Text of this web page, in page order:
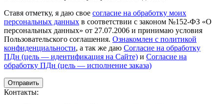
Ставя отметку, я даю свое согласие на обработку моих
персональных данных в соответствии с законом №152-ФЗ «О
персональных данных» от 27.07.2006 и принимаю условия
Пользовательского соглашения. Ознакомлен с политикой
конфиденциальности, а так же даю Согласие на обработку
ПДн (цель — идентификация на Сайте) и Согласие на
обработку ПДн (цель — исполнение заказа)
Контакты: